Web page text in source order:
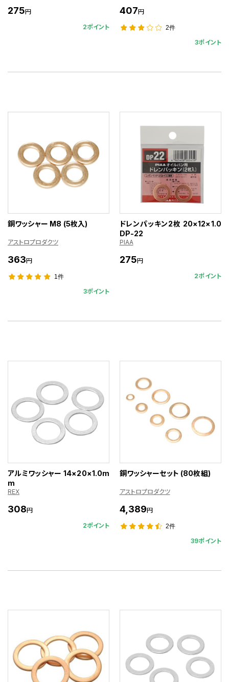
275円
2ポイント
407円
2件
3ポイント
銅ワッシャー M8 (5枚入)
アストロプロダクツ
363円
1件
3ポイント
ドレンパッキン2枚 20×12×1.0
DP-22
PIAA
275円
2ポイント
アルミワッシャー 14×20×1.0m
m
REX
308円
2ポイント
銅ワッシャーセット (80枚組)
アストロプロダクツ
4,389円
2件
39ポイント